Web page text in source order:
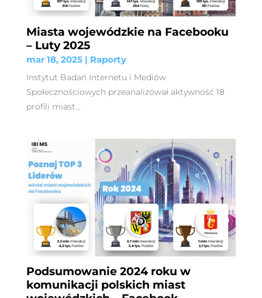
Miasta wojewódzkie na Facebooku
– Luty 2025
mar 18, 2025| Raporty
Instytut Badań Internetu i Mediów
Społecznościowych przeanalizował aktywność 18
profili miast...
Podsumowanie 2024 roku w
komunikacji polskich miast